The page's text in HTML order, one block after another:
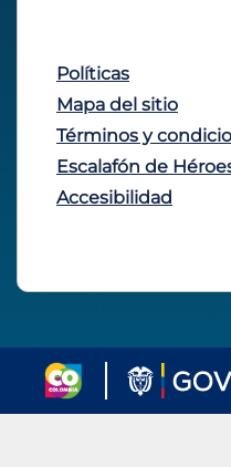
Políticas
Mapa del sitio
Términos y
Escalafón de
Accesibilidad